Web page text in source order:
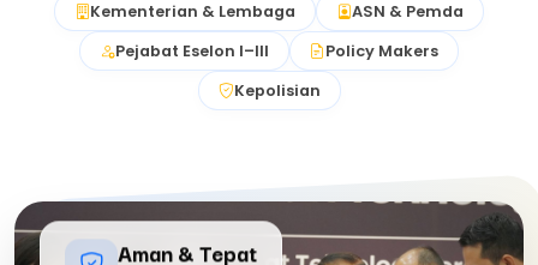
Kementerian & Lembaga
ASN & Pemda
Pejabat Eselon I–III
Policy Makers
Kepolisian
Aman & Tepat